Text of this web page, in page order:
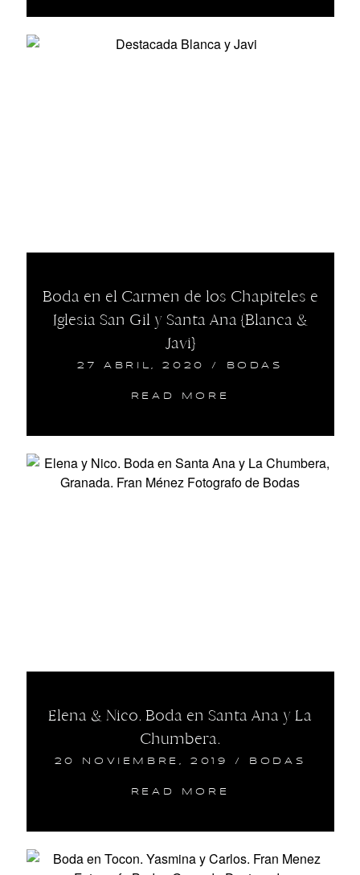
Boda en el Carmen de los Chapiteles e
Iglesia San Gil y Santa Ana {Blanca &
Javi}
27 ABRIL, 2020 / BODAS
READ MORE
Elena & Nico. Boda en Santa Ana y La
Chumbera.
20 NOVIEMBRE, 2019 / BODAS
READ MORE